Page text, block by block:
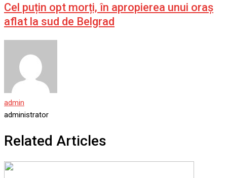
Cel puțin opt morți, în apropierea unui oraș
aflat la sud de Belgrad
admin
administrator
Related Articles